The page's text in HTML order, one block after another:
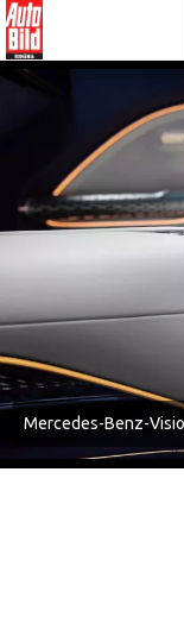
Mercedes-Benz-